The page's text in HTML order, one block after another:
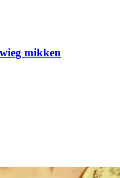
mikken